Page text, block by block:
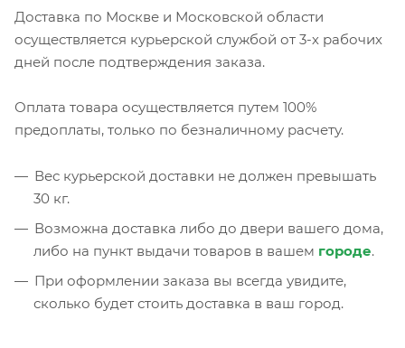
Доставка по Москве и Московской области
осуществляется курьерской службой от 3-х рабочих
дней после подтверждения заказа.
Оплата товара осуществляется путем 100%
предоплаты, только по безналичному расчету.
Вес курьерской доставки не должен превышать
30 кг.
Возможна доставка либо до двери вашего дома,
либо на пункт выдачи товаров в вашем городе.
При оформлении заказа вы всегда увидите,
сколько будет стоить доставка в ваш город.